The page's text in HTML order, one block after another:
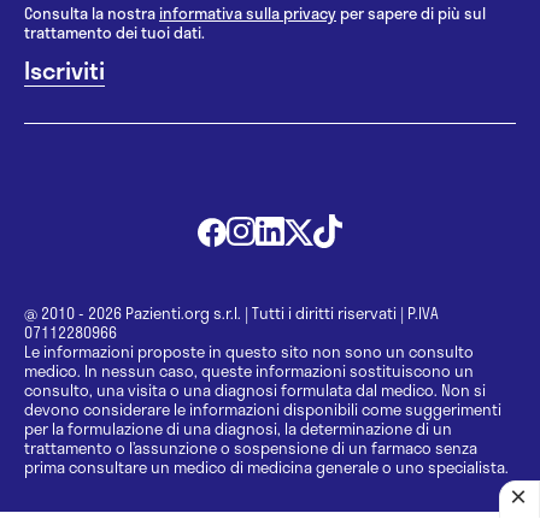
Consulta la nostrainformativa sulla privacy per sapere di più sul
trattamento dei tuoi dati.
@ 2010 - 2026 Pazienti.org s.r.l. | Tutti i diritti riservati | P.IVA
07112280966
Le informazioni proposte in questo sito non sono un consulto
medico. In nessun caso, queste informazioni sostituiscono un
consulto, una visita o una diagnosi formulata dal medico. Non si
devono considerare le informazioni disponibili come suggerimenti
per la formulazione di una diagnosi, la determinazione di un
trattamento o l’assunzione o sospensione di un farmaco senza
prima consultare un medico di medicina generale o uno specialista.